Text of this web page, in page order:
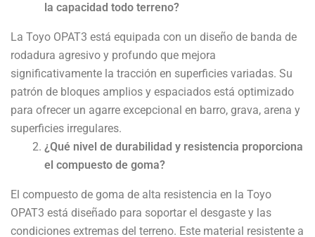
la capacidad todo terreno?
La Toyo OPAT3 está equipada con un diseño de banda de
rodadura agresivo y profundo que mejora
significativamente la tracción en superficies variadas. Su
patrón de bloques amplios y espaciados está optimizado
para ofrecer un agarre excepcional en barro, grava, arena y
superficies irregulares.
¿Qué nivel de durabilidad y resistencia proporciona
el compuesto de goma?
El compuesto de goma de alta resistencia en la Toyo
OPAT3 está diseñado para soportar el desgaste y las
condiciones extremas del terreno. Este material resistente a